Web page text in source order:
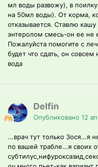
мл воды развожу), в
на 50мл воды). От корма,
отказывается. Ставлю
энтеролом смесь-он ее не
Пожалуйста помогите с
будет что сдать, он
вода
Delfin
Опубликовано 12
...врач тут только Зося...я
по вашей трабле...я своих